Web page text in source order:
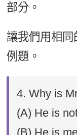
部分。
讓我們用相
例題。
4. Why is
(A) He is
(B) He is